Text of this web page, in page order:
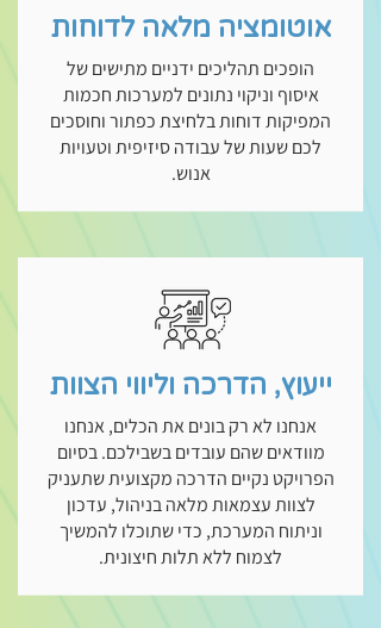
אוטומציה מלאה לדוחות
הופכים תהליכים ידניים מתישים של
איסוף וניקוי נתונים למערכות חכמות
המפיקות דוחות בלחיצת כפתור וחוסכים
לכם שעות של עבודה סיזיפית וטעויות
אנוש.
ייעוץ, הדרכה וליווי הצוות
אנחנו לא רק בונים את הכלים, אנחנו
מוודאים שהם עובדים בשבילכם. בסיום
הפרויקט נקיים הדרכה מקצועית שתעניק
לצוות עצמאות מלאה בניהול, עדכון
וניתוח המערכת, כדי שתוכלו להמשיך
לצמוח ללא תלות חיצונית.